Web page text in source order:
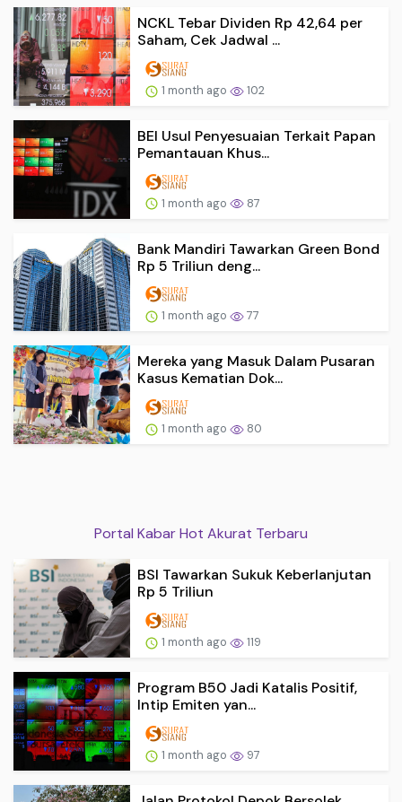
NCKL Tebar Dividen Rp 42,64 per
Saham, Cek Jadwal ...
1 month ago 102
BEI Usul Penyesuaian Terkait Papan
Pemantauan Khus...
1 month ago 87
Bank Mandiri Tawarkan Green Bond
Rp 5 Triliun deng...
1 month ago 77
Mereka yang Masuk Dalam Pusaran
Kasus Kematian Dok...
1 month ago 80
Portal Kabar Hot Akurat Terbaru
BSI Tawarkan Sukuk Keberlanjutan
Rp 5 Triliun
1 month ago 119
Program B50 Jadi Katalis Positif,
Intip Emiten yan...
1 month ago 97